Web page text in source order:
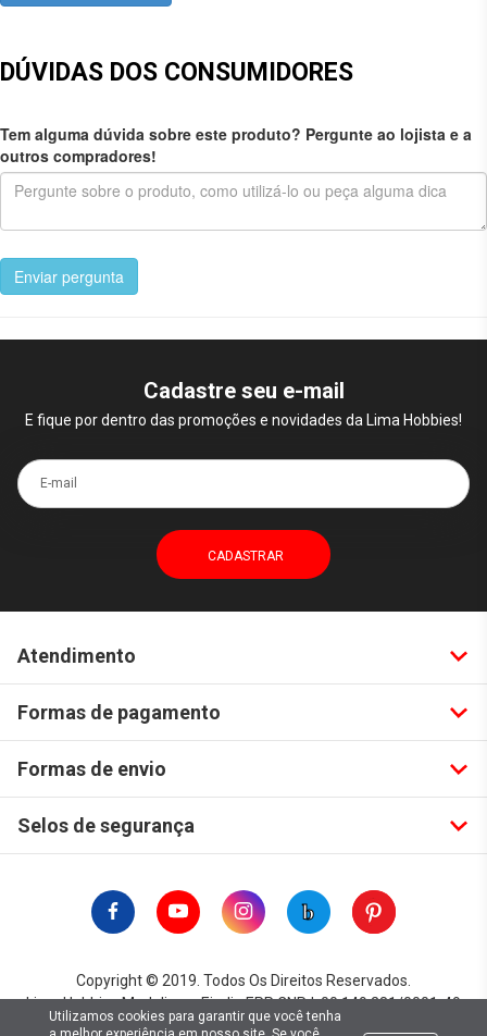
DÚVIDAS DOS CONSUMIDORES
Tem alguma dúvida sobre este produto? Pergunte ao lojista e a
outros compradores!
Enviar pergunta
Cadastre seu e-mail
E fique por dentro das promoções e novidades da Lima Hobbies!
E-mail
Atendimento
Formas de pagamento
Formas de envio
Selos de segurança
Copyright © 2019. Todos Os Direitos Reservados.
Lima Hobbies Modelismo Eireli - EPP CNPJ: 00.149.281/0001-49
Utilizamos cookies para garantir que você tenha